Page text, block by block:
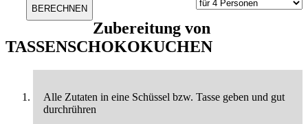
Zubereitung von
TASSENSCHOKOKUCHEN
Alle Zutaten in eine Schüssel bzw. Tasse geben und gut
durchrühren